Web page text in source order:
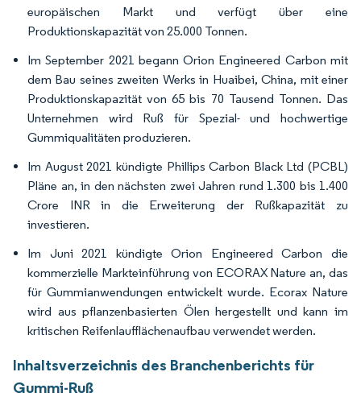
europäischen Markt und verfügt über eine
Produktionskapazität von 25.000 Tonnen.
Im September 2021 begann Orion Engineered Carbon mit
dem Bau seines zweiten Werks in Huaibei, China, mit einer
Produktionskapazität von 65 bis 70 Tausend Tonnen. Das
Unternehmen wird Ruß für Spezial- und hochwertige
Gummiqualitäten produzieren.
Im August 2021 kündigte Phillips Carbon Black Ltd (PCBL)
Pläne an, in den nächsten zwei Jahren rund 1.300 bis 1.400
Crore INR in die Erweiterung der Rußkapazität zu
investieren.
Im Juni 2021 kündigte Orion Engineered Carbon die
kommerzielle Markteinführung von ECORAX Nature an, das
für Gummianwendungen entwickelt wurde. Ecorax Nature
wird aus pflanzenbasierten Ölen hergestellt und kann im
kritischen Reifenlaufflächenaufbau verwendet werden.
Inhaltsverzeichnis des Branchenberichts für
Gummi-Ruß